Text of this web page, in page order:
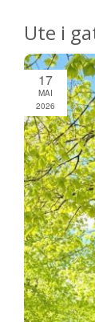
Ute i
17
MAI
2026